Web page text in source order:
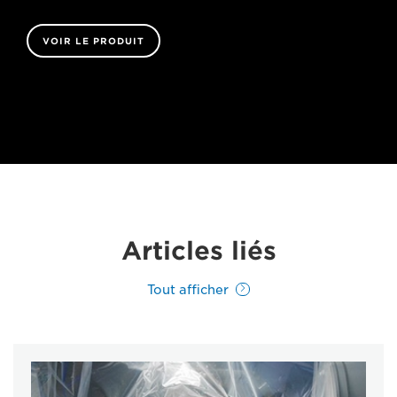
VOIR LE PRODUIT
Articles liés
Tout afficher